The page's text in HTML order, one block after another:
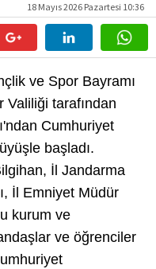
18 Mayıs 2026 Pazartesi 10:36
ve Spor Bayramı
Valiliği tarafından
Cumhuriyet
başladı.
İl Jandarma
İl Emniyet Müdür
kurum ve
ve öğrenciler